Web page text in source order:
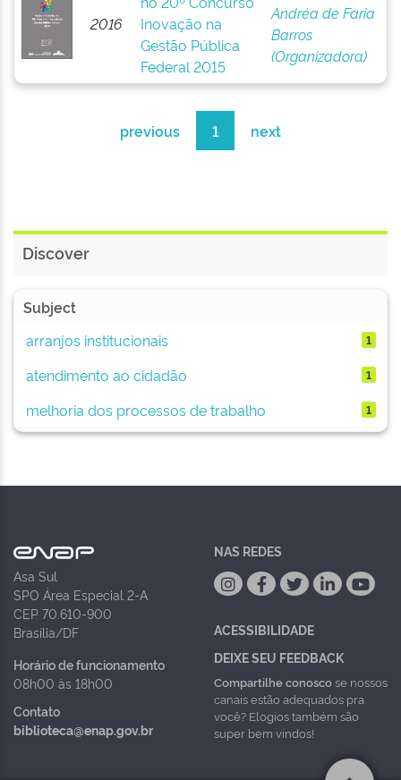
2016
Inovação na
Gestão Pública
Federal 2015
Andréa de Faria
Barros
(Organizadora)
previous 1 next
Discover
Subject
arranjos institucionais
1
atendimento ao cidadão 1
melhoria dos processos de trabalho 1
Asa Sul
SPO Área Especial 2-A
CEP 70.610-900
Brasília/DF
Horário de funcionamento
08h00 às 18h00
Contato
biblioteca@enap.gov.br
NAS REDES
ACESSIBILIDADE
DEIXE SEU FEEDBACK
Compartilhe conoscose nossos
canais estão adequados pra
você? Elogios também são
super bem vindos!